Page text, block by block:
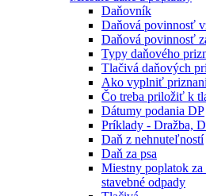
Daňovník
Daňová povinnosť
Daňová povinnosť
Typy daňového
Tlačivá daňových
Ako vyplniť
Čo treba priložiť k
Dátumy podania DP
Príklady - Dražba,
Daň z nehnuteľností
Daň za psa
Miestny poplatok
stavebné odpady